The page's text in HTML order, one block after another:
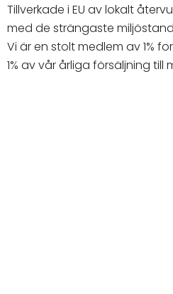
Tillverkade i EU av lokalt
med de strängaste
Vi är en stolt medlem av 1%
1% av vår årliga försäljning till